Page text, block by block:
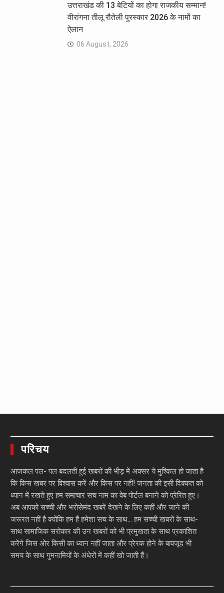
उत्तराखंड की 13 बेटियों का होगा राजकीय सम्मान!
वीरांगना तीलू रौतेली पुरस्कार 2026 के नामों का
ऐलान
06 August, 2026
परिचय
आजकल पल- पल बदलती हुई खबरों की भीड़ में अक्सर ये मुश्किल हो जाता है
कि किस खबर पर विश्वास करें और किस पर नहीं! जनता की इसी दिक्कत को
ध्यान में रखते हुए हम समाचार सच नाम का वेब पोर्टल बनाने को प्रेरित हुए।
अब आपको सच्ची और भरोसेमंद खबरें देखने के लिए कहीं और जाने की
जरूरत नहीं है क्योंकि हम हैं हमेशा सच के साथ… हम सच्ची खबरों के साथ-
साथ सामाजिक सरोकार की उन खबरों को भी प्रमुखता के साथ प्रकाशित
करेंगे जिस ओर किसी का ध्यान नहीं जाता और प्रेरक होने के बावजूद भी
समय के साथ गुमनामियों के अंधेरों में कहीं खो जाती हैं।